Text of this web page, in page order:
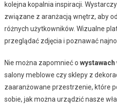
kolejna kopalnia inspiracji.
związane z aranżacją wnętrz, aby
różnych użytkowników. Wizualne
przeglądać zdjęcia i poznawać
Nie można zapomnieć o wystawach
salony meblowe czy sklepy z
zaaranżowane przestrzenie, które
sobie, jak można urządzić nasze